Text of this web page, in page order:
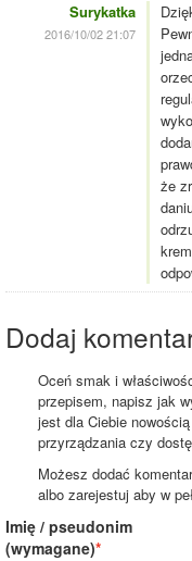
Surykatka
2016/10/02 21:07
że
Dodaj
Oceń smak i
przepisem, napisz jak
jest dla Ciebie
przyrządzania czy
Możesz dodać
albo zarejestuj aby w
Imię / pseudonim
(wymagane)